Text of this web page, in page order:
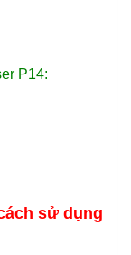
P14:
sử dụng